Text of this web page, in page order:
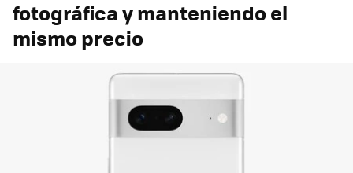
fotográfica y manteniendo el
mismo precio